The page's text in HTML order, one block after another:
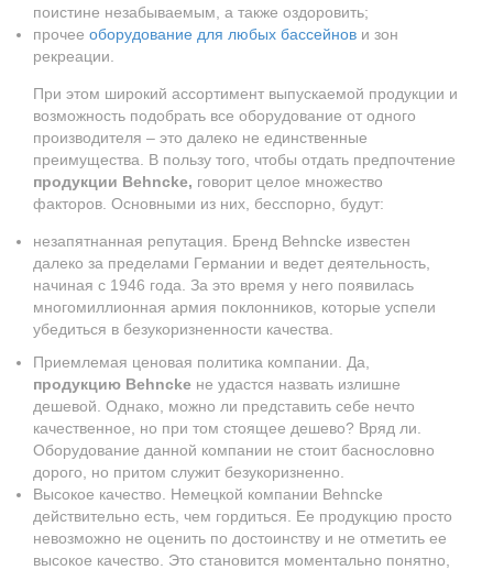
поистине незабываемым, а также оздоровить;
прочее оборудование для любых бассейнов и зон
рекреации.
При этом широкий ассортимент выпускаемой продукции и
возможность подобрать все оборудование от одного
производителя – это далеко не единственные
преимущества. В пользу того, чтобы отдать предпочтение
продукции Behncke, говорит целое множество
факторов. Основными из них, бесспорно, будут:
незапятнанная репутация. Бренд Behncke известен
далеко за пределами Германии и ведет деятельность,
начиная с 1946 года. За это время у него появилась
многомиллионная армия поклонников, которые успели
убедиться в безукоризненности качества.
Приемлемая ценовая политика компании. Да,
продукцию Behncke не удастся назвать излишне
дешевой. Однако, можно ли представить себе нечто
качественное, но при том стоящее дешево? Вряд ли.
Оборудование данной компании не стоит баснословно
дорого, но притом служит безукоризненно.
Высокое качество. Немецкой компании Behncke
действительно есть, чем гордиться. Ее продукцию просто
невозможно не оценить по достоинству и не отметить ее
высокое качество. Это становится моментально понятно,